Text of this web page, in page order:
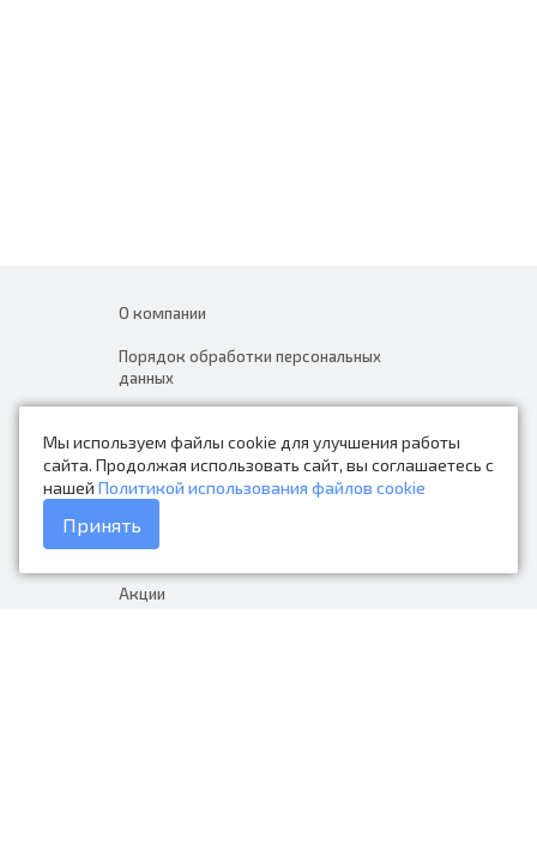
Мы используем файлы cookie для улучшения работы
сайта. Продолжая использовать сайт, вы соглашаетесь с
нашей Политикой использования файлов cookie
Принять
О компании
Порядок обработки персональных
данных
Контакты
Каталог товаров
Доставка и оплата
Акции